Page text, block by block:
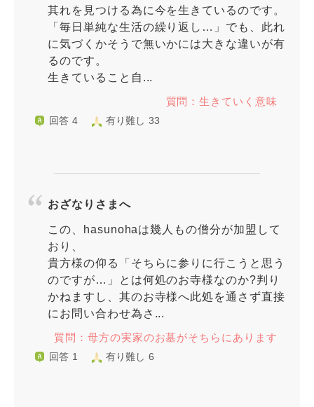
其れを見つける為に今を生きているのです。
「毎日単純な生活の繰り返し…」でも、此れ
に気づくかそうで無いかには大きな違いが有
るのです。
生きていること自...
質問：生きていく意味
回答 4 有り難し 33
おざなりさまへ
この、hasunohaは幾人もの僧分が加盟して
おり、
貴方様の仰る「そちらに参りに行こうと思う
のですが…」とは何処のお寺様なのか?判り
かねますし、其のお寺様へ此処を通さず直接
にお問い合わせ為さ...
質問：母方の実家のお墓がそちらにあります
回答 1 有り難し 6